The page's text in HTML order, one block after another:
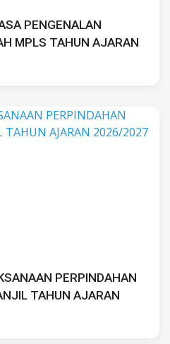
PENGENALAN
MPLS TAHUN AJARAN
PERPINDAHAN
TAHUN AJARAN